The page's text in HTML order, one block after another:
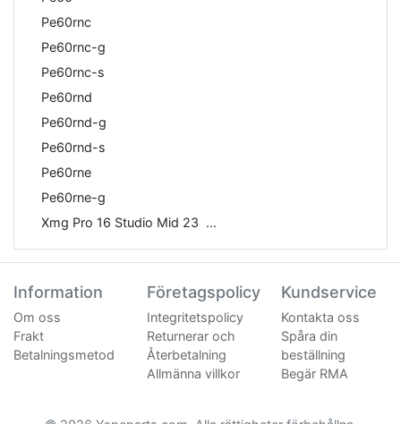
Pe60rnc
Pe60rnc-g
Pe60rnc-s
Pe60rnd
Pe60rnd-g
Pe60rnd-s
Pe60rne
Pe60rne-g
Xmg Pro 16 Studio Mid 23
Information
Om oss
Frakt
Betalningsmetod
Företagspolicy
Integritetspolicy
Returnerar och
Återbetalning
Allmänna villkor
Kundservice
Kontakta oss
Spåra din
beställning
Begär RMA